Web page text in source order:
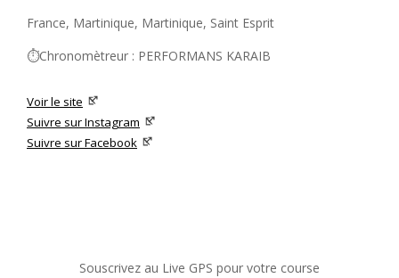
France, Martinique, Martinique, Saint Esprit
⏱️Chronomètreur : PERFORMANS KARAIB
Voir le site
Suivre sur Instagram
Suivre sur Facebook
Souscrivez au Live GPS pour votre course